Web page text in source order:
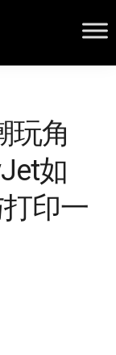
玩角
如
印一